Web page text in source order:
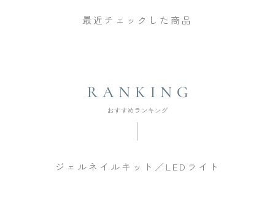
最近チェックした商品
ジェルネイルキット／LEDライト